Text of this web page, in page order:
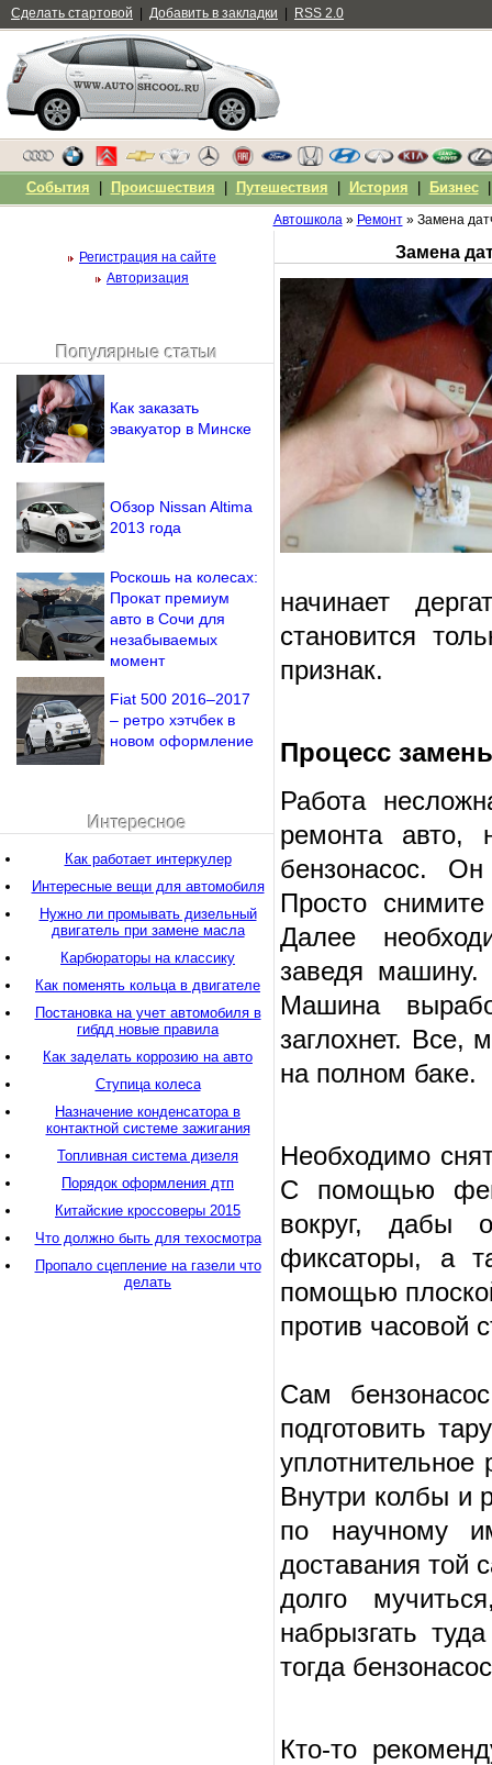
Автошкола» Ремонт» Замена
Замена
начинает
становится
признак.
Процесс
Работа
ремонта авто,
бензонасос.
Просто
Далее
заведя машину.
Машина
заглохнет. Все,
на полном баке.
Необходимо
С помощью
вокруг, дабы
фиксаторы, а
помощью
против часовой
Сам
подготовить
уплотнительное
Внутри колбы и
по научному
доставания той
долго
набрызгать
тогда
Кто-то
Регистрация на сайте
Авторизация
Напомнить пароль?
Популярные статьи
Как заказать
эвакуатор в Минске
Обзор Nissan Altima
2013 года
Роскошь на колесах:
Прокат премиум
авто в Сочи для
незабываемых
момент
Fiat 500 2016–2017
– ретро хэтчбек в
новом оформление
Интересное
Как работает интеркулер
Интересные вещи для автомобиля
Нужно ли промывать дизельный
двигатель при замене масла
Карбюраторы на классику
Как поменять кольца в двигателе
Постановка на учет автомобиля в
гибдд новые правила
Как заделать коррозию на авто
Ступица колеса
Назначение конденсатора в
контактной системе зажигания
Топливная система дизеля
Порядок оформления дтп
Китайские кроссоверы 2015
Что должно быть для техосмотра
Пропало сцепление на газели что
делать
Сделать стартовой Добавить в закладки RSS 2.0
События Происшествия Путешествия История Бизнес